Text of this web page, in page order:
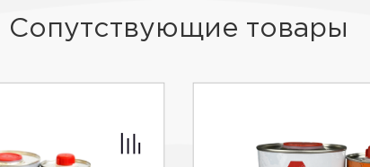
Сопутствующие товары